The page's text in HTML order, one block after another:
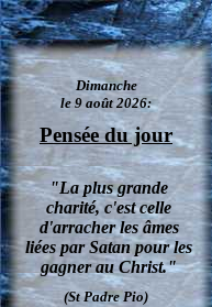
Dimanche
le 9 août 2026:
Pensée du jour
"La plus grande
charité, c'est celle
d'arracher les âmes
liées par Satan pour les
gagner au Christ."
(St Padre Pio)